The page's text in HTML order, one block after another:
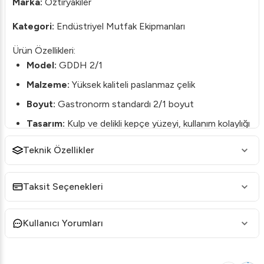
Kategori: Endüstriyel Mutfak Ekipmanları
Ürün Özellikleri:
Model: GDDH 2/1
Malzeme: Yüksek kaliteli paslanmaz çelik
Boyut: Gastronorm standardı 2/1 boyut
Tasarım: Kulp ve delikli kepçe yüzeyi, kullanım kolaylığı
ve çok yönlülüğü artırır
Ürün Açıklaması:
endüstriyel mutfak standardında kullanım için idealdir.
Paslanmaz çelikten üretilmiş olup, uzun ömürlü ve
dayanıklıdır. Geleneksel kapaklara kıyasla kulplu ve kepçe
delikli tasarımı, hem şık bir görünüm sunar hem de servis
Teknik Özellikler
Taksit Seçenekleri
Kullanıcı Yorumları